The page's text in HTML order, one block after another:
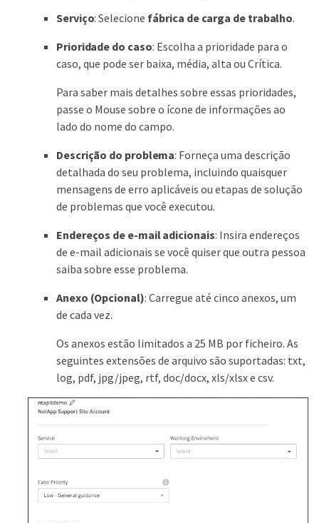
Serviço: Selecione fábrica de carga de trabalho.
Prioridade do caso: Escolha a prioridade para o
caso, que pode ser baixa, média, alta ou Crítica.
Para saber mais detalhes sobre essas prioridades,
passe o Mouse sobre o ícone de informações ao
lado do nome do campo.
Descrição do problema: Forneça uma descrição
detalhada do seu problema, incluindo quaisquer
mensagens de erro aplicáveis ou etapas de solução
de problemas que você executou.
Endereços de e-mail adicionais: Insira endereços
de e-mail adicionais se você quiser que outra pessoa
saiba sobre esse problema.
Anexo (Opcional): Carregue até cinco anexos, um
de cada vez.
Os anexos estão limitados a 25 MB por ficheiro. As
seguintes extensões de arquivo são suportadas: txt,
log, pdf, jpg/jpeg, rtf, doc/docx, xls/xlsx e csv.